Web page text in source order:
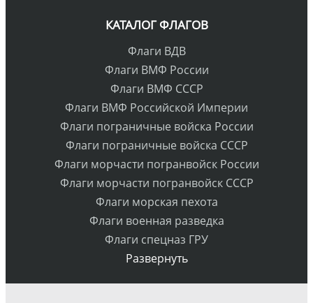
КАТАЛОГ ФЛАГОВ
Флаги ВДВ
Флаги ВМФ России
Флаги ВМФ СССР
Флаги ВМФ Российской Империи
Флаги пограничные войска России
Флаги пограничные войска СССР
Флаги морчасти погранвойск России
Флаги морчасти погранвойск СССР
Флаги морская пехота
Флаги военная разведка
Флаги спецназ ГРУ
Развернуть